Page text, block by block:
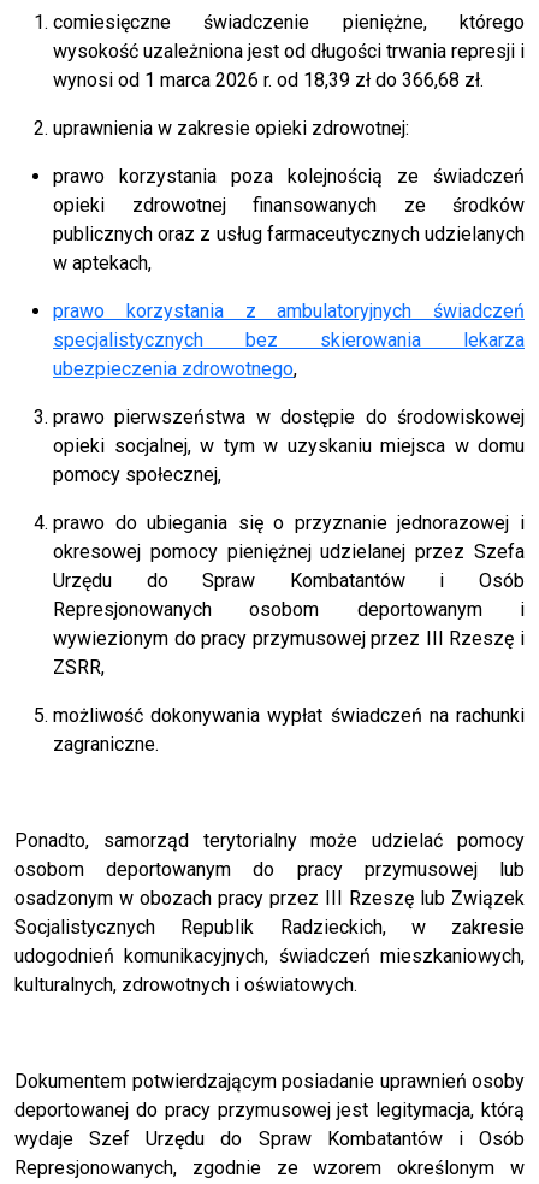
comiesięczne świadczenie pieniężne, którego
wysokość uzależniona jest od długości trwania represji i
wynosi od 1 marca 2026 r. od 18,39 zł do 366,68 zł.
uprawnienia w zakresie opieki zdrowotnej:
prawo korzystania poza kolejnością ze świadczeń
opieki zdrowotnej finansowanych ze środków
publicznych oraz z usług farmaceutycznych udzielanych
w aptekach,
prawo korzystania z ambulatoryjnych świadczeń
specjalistycznych bez skierowania lekarza
ubezpieczenia zdrowotnego,
prawo pierwszeństwa w dostępie do środowiskowej
opieki socjalnej, w tym w uzyskaniu miejsca w domu
pomocy społecznej,
prawo do ubiegania się o przyznanie jednorazowej i
okresowej pomocy pieniężnej udzielanej przez Szefa
Urzędu do Spraw Kombatantów i Osób
Represjonowanych osobom deportowanym i
wywiezionym do pracy przymusowej przez III Rzeszę i
ZSRR,
możliwość dokonywania wypłat świadczeń na rachunki
zagraniczne.
Ponadto, samorząd terytorialny może udzielać pomocy
osobom deportowanym do pracy przymusowej lub
osadzonym w obozach pracy przez III Rzeszę lub Związek
Socjalistycznych Republik Radzieckich, w zakresie
udogodnień komunikacyjnych, świadczeń mieszkaniowych,
kulturalnych, zdrowotnych i oświatowych.
Dokumentem potwierdzającym posiadanie uprawnień osoby
deportowanej do pracy przymusowej jest legitymacja, którą
wydaje Szef Urzędu do Spraw Kombatantów i Osób
Represjonowanych, zgodnie ze wzorem określonym w